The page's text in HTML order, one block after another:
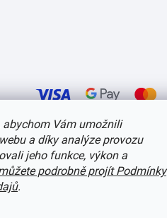
abychom Vám umožnili
a díky analýze provozu
jeho funkce, výkon a
podrobně projít Podmínky
.